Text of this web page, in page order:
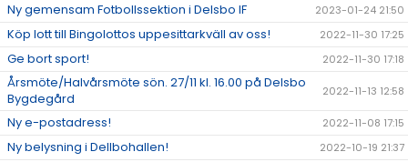
Ny gemensam Fotbollssektion i Delsbo IF 2023-01-24 21:50
Köp lott till Bingolottos uppesittarkväll av oss! 2022-11-30 17:25
Ge bort sport! 2022-11-30 17:18
Årsmöte/Halvårsmöte sön. 27/11 kl. 16.00 på Delsbo
Bygdegård
2022-11-13 12:58
Ny e-postadress! 2022-11-08 17:15
Ny belysning i Dellbohallen! 2022-10-19 21:37